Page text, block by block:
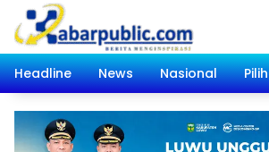
Langsung
konten
Headline
News Nasional